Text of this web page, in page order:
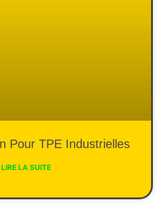
Pour TPE Industrielles
LIRE LA SUITE